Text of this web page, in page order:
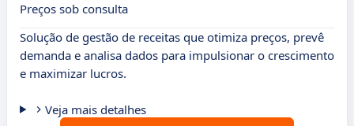
Preços sob consulta
Solução de gestão de receitas que otimiza preços, prevê
demanda e analisa dados para impulsionar o crescimento
e maximizar lucros.
Veja mais detalhes